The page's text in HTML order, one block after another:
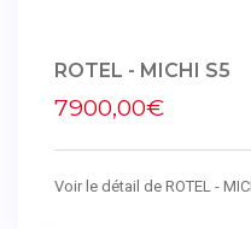
ROTEL - MICHI S5
7900,00€
Voir le détail de ROTEL -